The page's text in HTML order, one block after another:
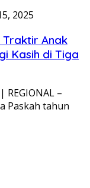
2025
Traktir Anak
Kasih di Tiga
REGIONAL –
Paskah tahun